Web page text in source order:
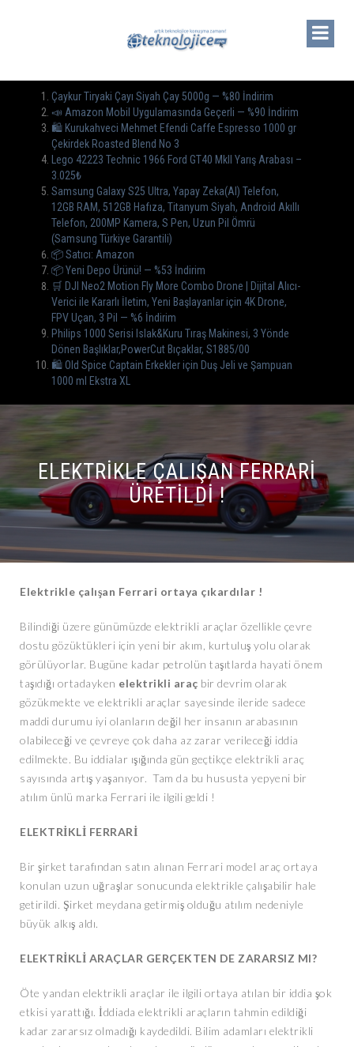
Çaykur Tiryaki Çayı Siyah Çay 5000g — %80 İndirim
📣 Amazon Mobil Uygulamasında Geçerli — %90 İndirim
🛍️ Kurukahveci Mehmet Efendi Caffe Espresso 1000 gr
Çekirdek Roasted Blend No 3
Lego 42223 Technic 1966 Ford GT40 MkII Yarış Arabası –
3.025₺
Samsung Galaxy S25 Ultra, Yapay Zeka(AI) Telefon,
12GB RAM, 512GB Hafıza, Titanyum Siyah, Android Akıllı
Telefon, 200MP Kamera, S Pen, Uzun Pil Ömrü
(Samsung Türkiye Garantili)
📦 Satıcı: Amazon
📦 Yeni Depo Ürünü! — %53 İndirim
🛒 DJI Neo2 Motion Fly More Combo Drone | Dijital Alıcı-
Verici ile Kararlı İletim, Yeni Başlayanlar için 4K Drone,
FPV Uçan, 3 Pil — %6 İndirim
Philips 1000 Serisi Islak&Kuru Tıraş Makinesi, 3 Yönde
Dönen Başlıklar,PowerCut Bıçaklar, S1885/00
🛍️ Old Spice Captain Erkekler için Duş Jeli ve Şampuan
1000 ml Ekstra XL
ELEKTRIKLE ÇALIŞAN FERRARI
ÜRETILDI !
Elektrikle çalışan Ferrari ortaya çıkardılar !
Bilindiği üzere günümüzde elektrikli araçlar özellikle çevre
dostu gözüktükleri için yeni bir akım, kurtuluş yolu olarak
görülüyorlar. Bugüne kadar petrolün taşıtlarda hayati önem
taşıdığı ortadayken elektrikli araç bir devrim olarak
gözükmekte ve elektrikli araçlar sayesinde ileride sadece
maddi durumu iyi olanların değil her insanın arabasının
olabileceği ve çevreye çok daha az zarar verileceği iddia
edilmekte. Bu iddialar ışığında gün geçtikçe elektrikli araç
sayısında artış yaşanıyor. Tam da bu hususta yepyeni bir
atılım ünlü marka Ferrari ile ilgili geldi !
ELEKTRİKLİ FERRARİ
Bir şirket tarafından satın alınan Ferrari model araç ortaya
konulan uzun uğraşlar sonucunda elektrikle çalışabilir hale
getirildi. Şirket meydana getirmiş olduğu atılım nedeniyle
büyük alkış aldı.
ELEKTRİKLİ ARAÇLAR GERÇEKTEN DE ZARARSIZ MI?
Öte yandan elektrikli araçlar ile ilgili ortaya atılan bir iddia şok
etkisi yarattığı. İddiada elektrikli araçların tahmin edildiği
kadar zararsız olmadığı kaydedildi. Bilim adamları elektrikli